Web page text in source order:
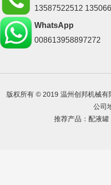
13587522512
WhatsApp
008613958897272
版权所有 © 2019 温州创邦机械有
公司
推荐产品： 配液罐